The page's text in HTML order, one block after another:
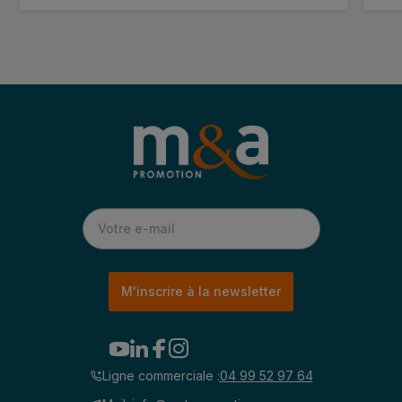
Ligne commerciale :04 99 52 97 64
M'inscrire à la newsletter